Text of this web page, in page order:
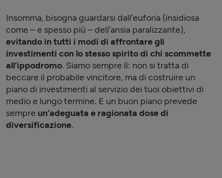
Insomma, bisogna guardarsi dall’euforia (insidiosa
come – e spesso più – dell’ansia paralizzante),
evitando in tutti i modi di affrontare gli
investimenti con lo stesso spirito di chi scommette
all’ippodromo. Siamo sempre lì: non si tratta di
beccare il probabile vincitore, ma di costruire un
piano di investimenti al servizio dei tuoi obiettivi di
medio e lungo termine. E un buon piano prevede
sempre un’adeguata e ragionata dose di
diversificazione.